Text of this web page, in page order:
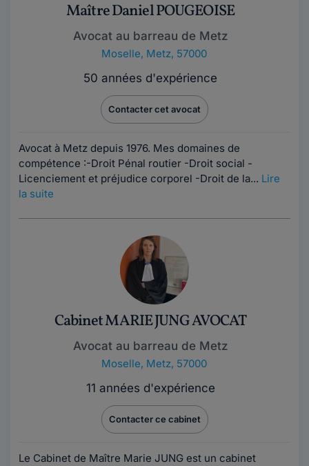
Maître Daniel POUGEOISE
Avocat au barreau de Metz
Moselle, Metz, 57000
50 années d'expérience
Contacter cet avocat
Avocat à Metz depuis 1976. Mes domaines de
compétence :-Droit Pénal routier -Droit social -
Licenciement et préjudice corporel -Droit de la... Lire
la suite
Cabinet MARIE JUNG AVOCAT
Avocat au barreau de Metz
Moselle, Metz, 57000
11 années d'expérience
Contacter ce cabinet
Le Cabinet de Maître Marie JUNG est un cabinet